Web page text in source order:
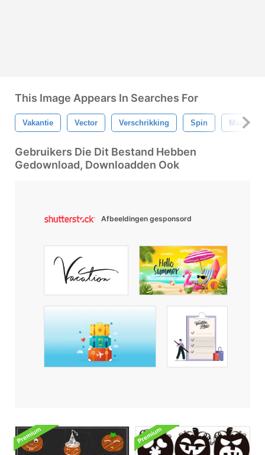
This Image Appears In Searches For
Vakantie Vector Verschrikking Spin Maan
Gebruikers Die Dit Bestand Hebben
Gedownload, Downloadden Ook
Afbeeldingen gesponsord